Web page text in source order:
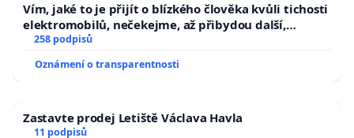
Vím, jaké to je přijít o blízkého člověka kvůli tichosti
elektromobilů, nečekejme, až přibydou další,
zaveďme slyšitelná auta!
258 podpisů
Oznámení o transparentnosti
Zastavte prodej Letiště Václava Havla
11 podpisů